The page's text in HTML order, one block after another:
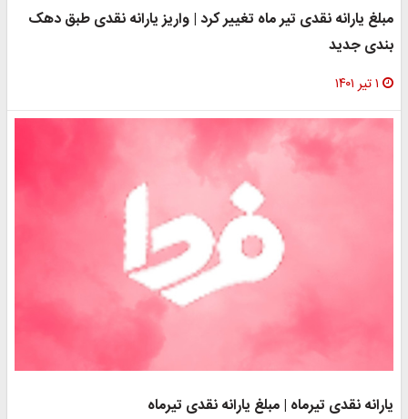
مبلغ یارانه نقدی تیر ماه تغییر کرد | واریز یارانه نقدی طبق دهک
بندی جدید
۱ تیر ۱۴۰۱
یارانه نقدی تیرماه | مبلغ یارانه نقدی تیرماه